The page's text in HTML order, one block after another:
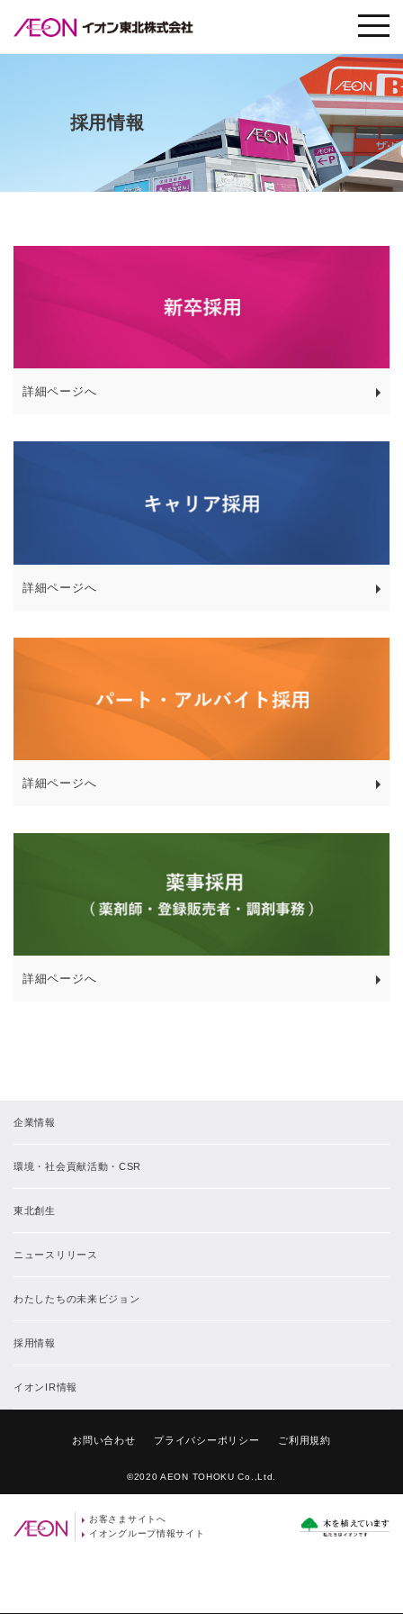
採用情報
詳細ページへ
詳細ページへ
詳細ページへ
詳細ページへ
企業情報
環境・社会貢献活動・CSR
東北創生
ニュースリリース
わたしたちの未来ビジョン
採用情報
イオンIR情報
お問い合わせ プライバシーポリシー ご利用規約
©2020 AEON TOHOKU Co.,Ltd.
お客さまサイトへ
イオングループ情報サイト